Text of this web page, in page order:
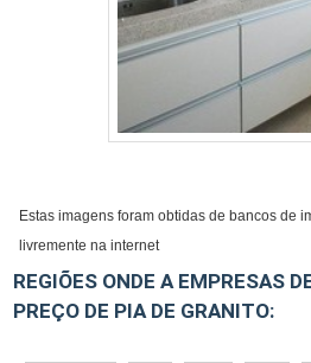
Estas imagens foram obtidas de bancos de
livremente na internet
REGIÕES ONDE A EMPRESAS
PREÇO DE PIA DE GRANITO: